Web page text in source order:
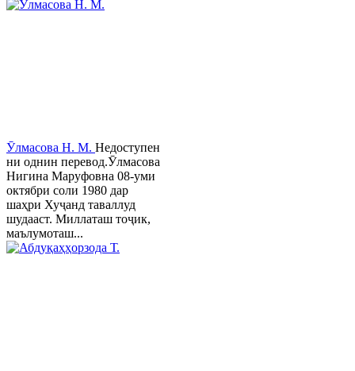
Ӯлмасова Н. М. Недоступен
ни однин перевод.Ӯлмасова
Нигина Маруфовна 08-уми
октябри соли 1980 дар
шаҳри Хуҷанд таваллуд
шудааст. Миллаташ тоҷик,
маълумоташ...